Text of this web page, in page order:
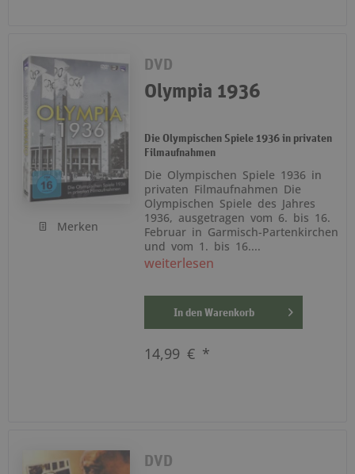
Merken
DVD
Olympia 1936
Die Olympischen Spiele 1936 in privaten
Filmaufnahmen
Die Olympischen Spiele 1936 in
privaten Filmaufnahmen Die
Olympischen Spiele des Jahres
1936, ausgetragen vom 6. bis 16.
Februar in Garmisch-Partenkirchen
und vom 1. bis 16....
weiterlesen
In den Warenkorb
14,99 € *
DVD